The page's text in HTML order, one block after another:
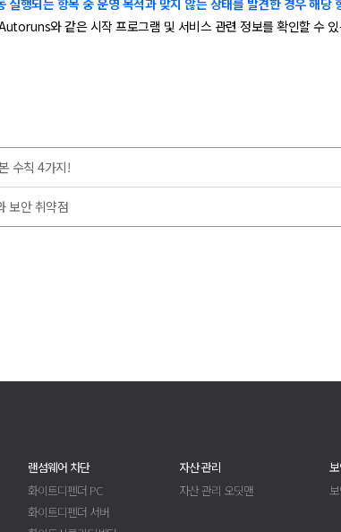
실행되는 항목 중 운영 목적과 맞지 않는 상태를 발견한 경우 해당
와 같은 시작 프로그램 및 서비스 관련 정보를 확인할 수
수칙 4가지!
보안 취약점
랜섬웨어 차단
화이트디펜더 PC
화이트디펜더 서버
자산 관리
자산 관리 오딧맨